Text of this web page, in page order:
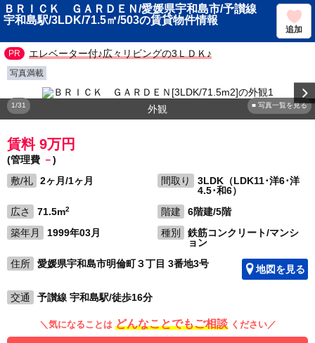
ＢＲＩＣＫ ＧＡＲＤＥＮ/愛媛県宇和島市/予讃線
宇和島駅/3LDK/71.5㎡/503の賃貸物件情報
追加
エレベーター付♪広々リビングの3ＬＤＫ♪
写真満載
■ 写真一覧を見る
1/31 外観
賃料 9万円
(管理費 －)
敷/礼
2ヶ月/1ヶ月 間取り
3LDK（LDK11･洋6･洋
4.5･和6）
広さ
71.5m2 階建
6階建/5階
築年月
1999年03月 種別
鉄筋コンクリート/マンシ
ョン
住所
愛媛県宇和島市明倫町３丁目 3番地3号 地図を見る
交通 予讃線 宇和島駅/徒歩16分
＼気になることは どんなことでもご相談 ください／